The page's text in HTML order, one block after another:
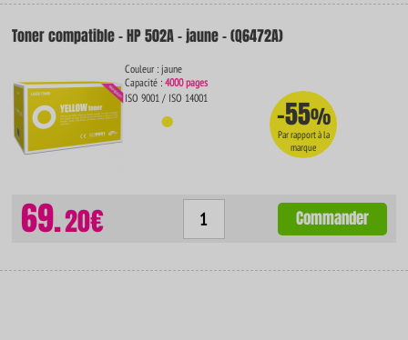
Toner compatible - HP 502A - jaune - (Q6472A)
Couleur : jaune
Capacité :4000 pages
ISO 9001 / ISO 14001
-55%
Par rapport à la
marque
69.20€ Commander